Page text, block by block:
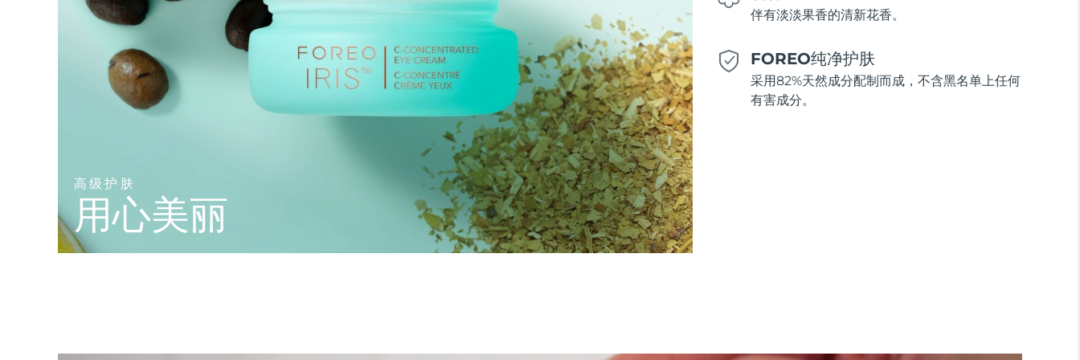
高级护肤
用心美丽
伴有淡淡果香的清新花香。
FOREO纯净护肤
采用82%天然成分配制而成，不含黑名单上任何
有害成分。